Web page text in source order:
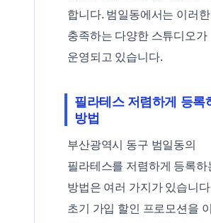
합니다. 범일동에서는 이러
충족하는 다양한 스튜디오가
운영되고 있습니다.
필라테스 저렴하게 등록
방법
부산광역시 동구 범일동의
필라테스를 저렴하게 등록하
방법은 여러 가지가 있습니
초기 가입 할인 프로모션을